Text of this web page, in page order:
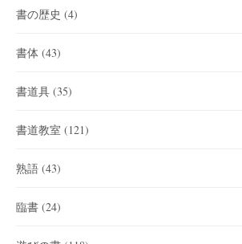
書の歴史 (4)
書体 (43)
書道具 (35)
書道教室 (121)
熟語 (43)
臨書 (24)